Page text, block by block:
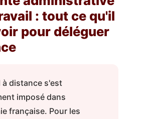
: tout ce qu'il
pour déléguer
à distance s'est
imposé dans
française. Pour les